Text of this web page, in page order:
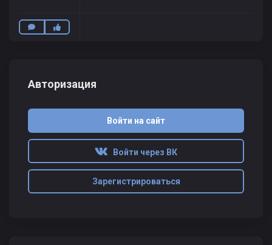
Авторизация
Войти на сайт
Войти через ВК
Зарегистрироваться